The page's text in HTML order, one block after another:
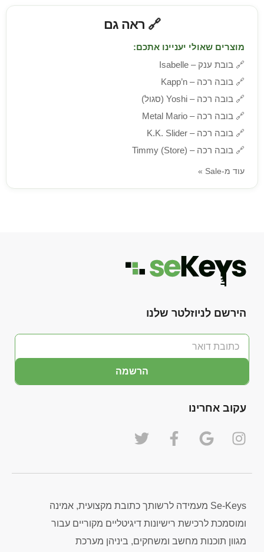
🔗 ראה גם
מוצרים שאולי יעניינו אתכם:
🔗 בובת ענק – Isabelle
🔗 בובה רכה – Kapp’n
🔗 בובה רכה – Yoshi (סגול)
🔗 בובה רכה – Metal Mario
🔗 בובה רכה – K.K. Slider
🔗 בובה רכה – Timmy (Store)
עוד מ-Sale »
הירשם לניוזלטר שלנו
הרשמה
עקוב אחרינו
Se-Keys מעמידה לרשותך כתובת מקצועית, אמינה
ומוסמכת לרכישת רישיונות דיגיטליים מקוריים עבור
מגוון תוכנות מחשב ומשחקים, ביניהן מערכת